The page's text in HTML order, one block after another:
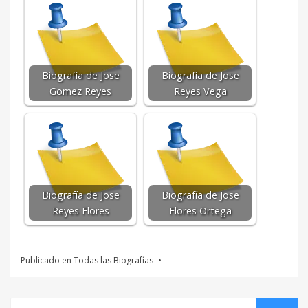
Biografía de Jose
Gomez Reyes
Biografía de Jose
Reyes Vega
Biografía de Jose
Reyes Flores
Biografía de Jose
Flores Ortega
Publicado en Todas las Biografías